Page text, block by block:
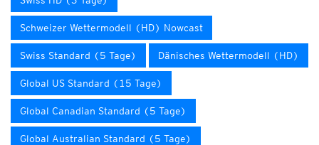
Schweizer Wettermodell (HD) Nowcast
Swiss Standard (5 Tage) Dänisches Wettermodell (HD)
Global US Standard (15 Tage)
Global Canadian Standard (5 Tage)
Global Australian Standard (5 Tage)